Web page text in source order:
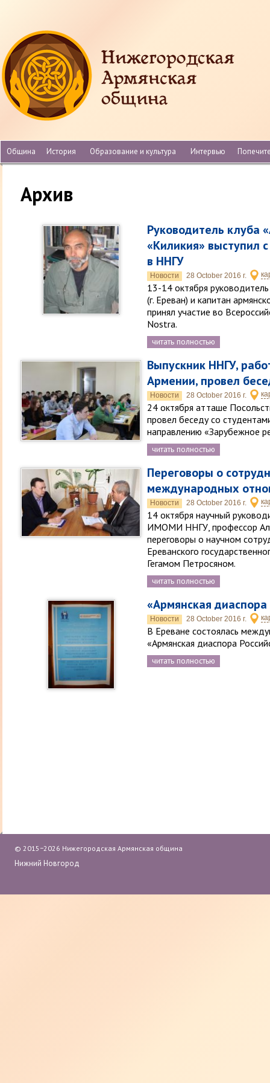
Община История Образование и культура Интервью
Архив
Руководитель клуба
«Киликия» выступил
в ННГУ
Новости 28 October 2016 г.
13-14 октября
(г. Ереван) и капитан
принял участие во
Nostra.
читать полностью
Выпускник ННГУ,
Армении, провел
Новости 28 October 2016 г.
24 октября атташе
провел беседу со
направлению «Зарубежное
читать полностью
Переговоры о
международных
Новости 28 October 2016 г.
14 октября научный
ИМОМИ ННГУ, профессор
переговоры о научном
Ереванского
Гегамом Петросяном.
читать полностью
«Армянская
Новости 28 October 2016 г.
В Ереване состоялась
«Армянская диаспора
читать полностью
© 2015−2026 Нижегородская Армянская община
Нижний Новгород